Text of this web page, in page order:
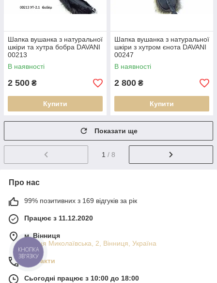
Шапка вушанка з натуральної
шкіри та хутра бобра DAVANI
00213
В наявності
2 500 ₴
Купити
Шапка вушанка з натуральної
шкіри з хутром єнота DAVANI
00247
В наявності
2 800 ₴
Купити
Показати ще
1 / 8
Про нас
99% позитивних з 169 відгуків за рік
Працює з 11.12.2020
м. Вінниця
вулиця Миколаївська, 2, Вінниця, Україна
Контакти
Сьогодні працює з 10:00 до 18:00
КНОПКА
ЗВ'ЯЗКУ